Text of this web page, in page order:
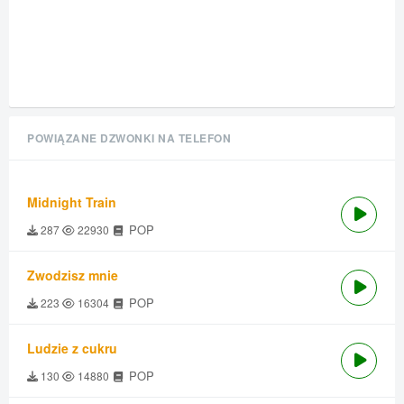
POWIĄZANE DZWONKI NA TELEFON
Midnight Train
287 22930 POP
Zwodzisz mnie
223 16304 POP
Ludzie z cukru
130 14880 POP